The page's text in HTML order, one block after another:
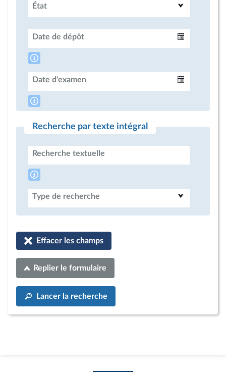
État
Date de dépôt
Date d'examen
Recherche par texte intégral
Recherche textuelle
Type de recherche
Effacer les champs
Replier le formulaire
Lancer la recherche